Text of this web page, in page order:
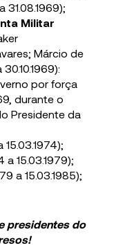
31.08.1969);
Militar
Márcio de
por força
durante o
Presidente da
15.03.1974);
a 15.03.1979);
a 15.03.1985);
presidentes do